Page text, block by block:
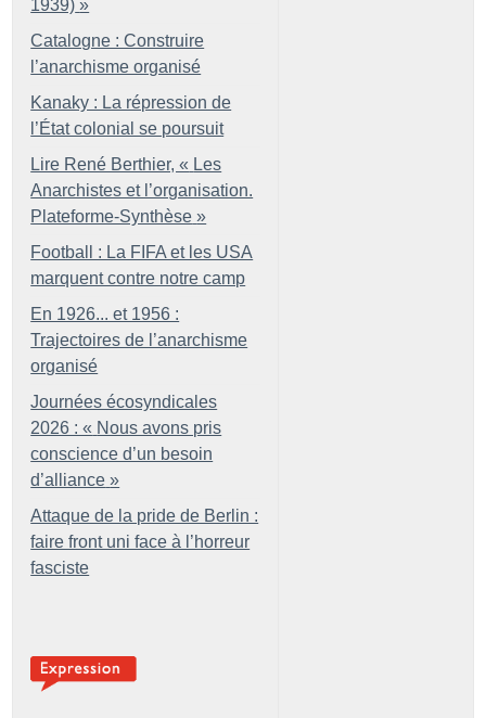
1939) »
Catalogne : Construire
l’anarchisme organisé
Kanaky : La répression de
l’État colonial se poursuit
Lire René Berthier, « Les
Anarchistes et l’organisation.
Plateforme-Synthèse »
Football : La FIFA et les USA
marquent contre notre camp
En 1926... et 1956 :
Trajectoires de l’anarchisme
organisé
Journées écosyndicales
2026 : « Nous avons pris
conscience d’un besoin
d’alliance »
Attaque de la pride de Berlin :
faire front uni face à l’horreur
fasciste